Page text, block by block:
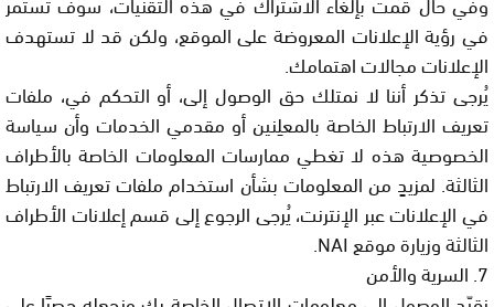
في رؤية الإعلانات المعروضة على الموقع، ولكن قد لا تستهدف
الإعلانات مجالات اهتمامك.
يُرجى تذكر أننا لا نمتلك حق الوصول إلى، أو التحكم في، ملفات
تعريف الارتباط الخاصة بالمعلِنين أو مقدمي الخدمات وأن سياسة
الخصوصية هذه لا تغطي ممارسات المعلومات الخاصة بالأطراف
الثالثة. لمزيدٍ من المعلومات بشأن استخدام ملفات تعريف الارتباط
في الإعلانات عبر الإنترنت، يُرجى الرجوع إلى قسم إعلانات الأطراف
الثالثة وزيارة موقع NAI.
7. السرية والأمن